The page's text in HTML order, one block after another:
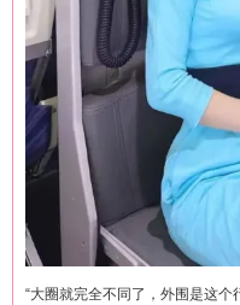
“大圈就完全不同了，外围是这